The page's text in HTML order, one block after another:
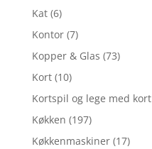
Kat (6)
Kontor (7)
Kopper & Glas (73)
Kort (10)
Kortspil og lege med kort
Køkken (197)
Køkkenmaskiner (17)